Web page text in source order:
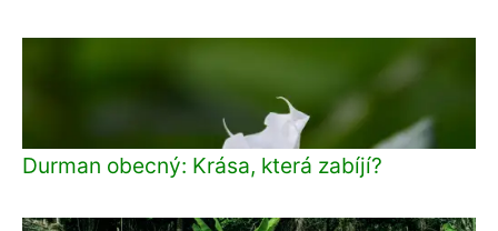
Durman obecný: Krása, která zabíjí?